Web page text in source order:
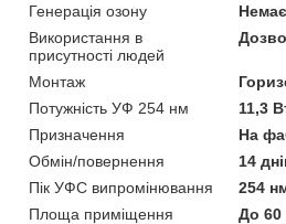
Генерація озону
Немає
Використання в
присутності людей
Монтаж
Потужність УФ 254 нм
11,3
Призначення
На
Обмін/повернення
14
Пік УФС випромінювання
254
Площа приміщення
До 60